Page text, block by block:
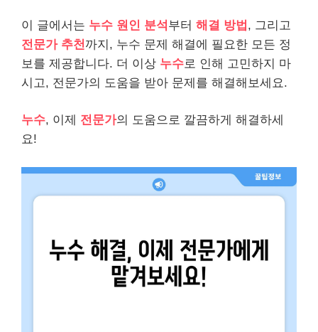
이 글에서는 누수 원인 분석 부터 해결 방법 , 그리고
전문가 추천 까지, 누수 문제 해결에 필요한 모든 정
보를 제공합니다. 더 이상 누수로 인해 고민하지 마
시고, 전문가의 도움을 받아 문제를 해결해보세요.
누수, 이제 전문가의 도움으로 깔끔하게 해결하세
요!